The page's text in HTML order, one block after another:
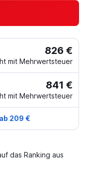
826 €
mit Mehrwertsteuer
841 €
mit Mehrwertsteuer
209 €
das Ranking aus